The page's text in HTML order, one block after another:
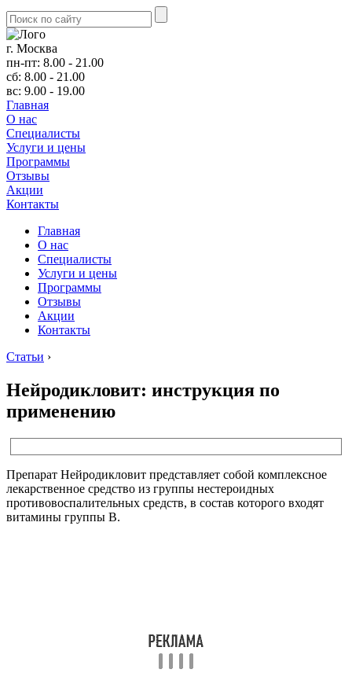
г. Москва
пн-пт: 8.00 - 21.00
сб: 8.00 - 21.00
вс: 9.00 - 19.00
Главная
О нас
Cпециалисты
Услуги и цены
Программы
Отзывы
Акции
Контакты
Главная
О нас
Cпециалисты
Услуги и цены
Программы
Отзывы
Акции
Контакты
Статьи ›
Нейродикловит: инструкция по
применению
Препарат Нейродикловит представляет собой комплексное
лекарственное средство из группы нестероидных
противовоспалительных средств, в состав которого входят
витамины группы В.